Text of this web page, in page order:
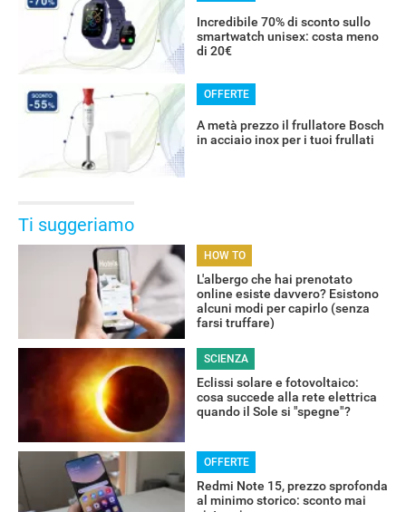
Incredibile 70% di sconto sullo
smartwatch unisex: costa meno
di 20€
OFFERTE
A metà prezzo il frullatore Bosch
in acciaio inox per i tuoi frullati
Ti suggeriamo
HOW TO
L'albergo che hai prenotato
online esiste davvero? Esistono
alcuni modi per capirlo (senza
farsi truffare)
SCIENZA
Eclissi solare e fotovoltaico:
cosa succede alla rete elettrica
quando il Sole si "spegne"?
OFFERTE
Redmi Note 15, prezzo sprofonda
al minimo storico: sconto mai